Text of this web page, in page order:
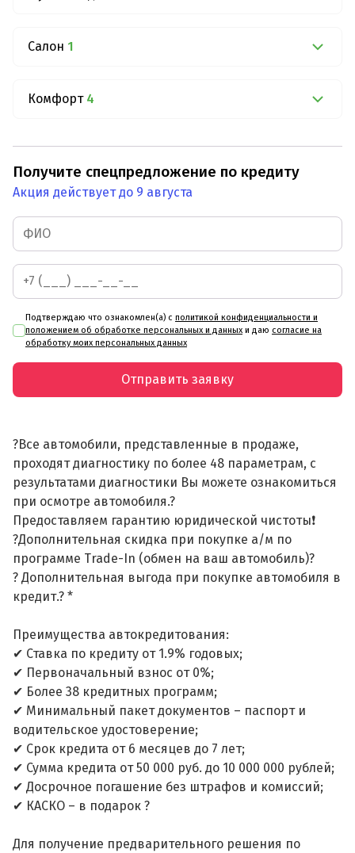
Салон 1
Комфорт 4
Получите спецпредложение по кредиту
Акция действует до 9 августа
Подтверждаю что ознакомлен(а) с политикой конфиденциальности и
положением об обработке персональных и данных и даю согласие на
обработку моих персональных данных
Отправить заявку
?Все автомобили, представленные в продаже,
проходят диагностику по более 48 параметрам, с
результатами диагностики Вы можете ознакомиться
при осмотре автомобиля.?
Предоставляем гарантию юридической чистоты❗
?Дополнительная скидка при покупке а/м по
программе Trade-In (обмен на ваш автомобиль)?
? Дополнительная выгода при покупке автомобиля в
кредит.? *
Преимущества автокредитования:
✔ Ставка по кредиту от 1.9% годовых;
✔ Первоначальный взнос от 0%;
✔ Более 38 кредитных программ;
✔ Минимальный пакет документов – паспорт и
водительское удостоверение;
✔ Срок кредита от 6 месяцев до 7 лет;
✔ Сумма кредита от 50 000 руб. до 10 000 000 рублей;
✔ Досрочное погашение без штрафов и комиссий;
✔ КАСКО – в подарок ?
Для получение предварительного решения по